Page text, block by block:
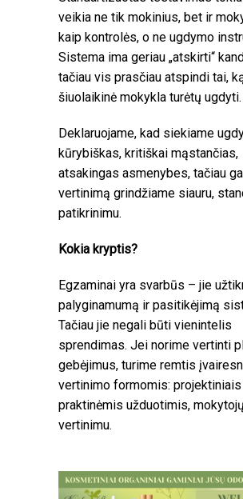
veikia ne tik mokinius, bet ir
kaip kontrolės, o ne ugdymo
Sistema ima geriau „atskirti“
tačiau vis prasčiau atspindi tai,
šiuolaikinė mokykla turėtų ugdyti.
Deklaruojame, kad siekiame
kūrybiškas, kritiškai mąstančias,
atsakingas asmenybes, tačiau
vertinimą grindžiame siauru,
patikrinimu.
Kokia kryptis?
Egzaminai yra svarbūs – jie
palyginamumą ir pasitikėjimą
Tačiau jie negali būti vienintelis
sprendimas. Jei norime vertinti
gebėjimus, turime remtis
vertinimo formomis:
praktinėmis užduotimis, mokytojų
vertinimu.